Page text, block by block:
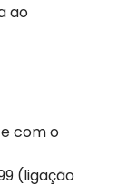
ao
com o
(ligação